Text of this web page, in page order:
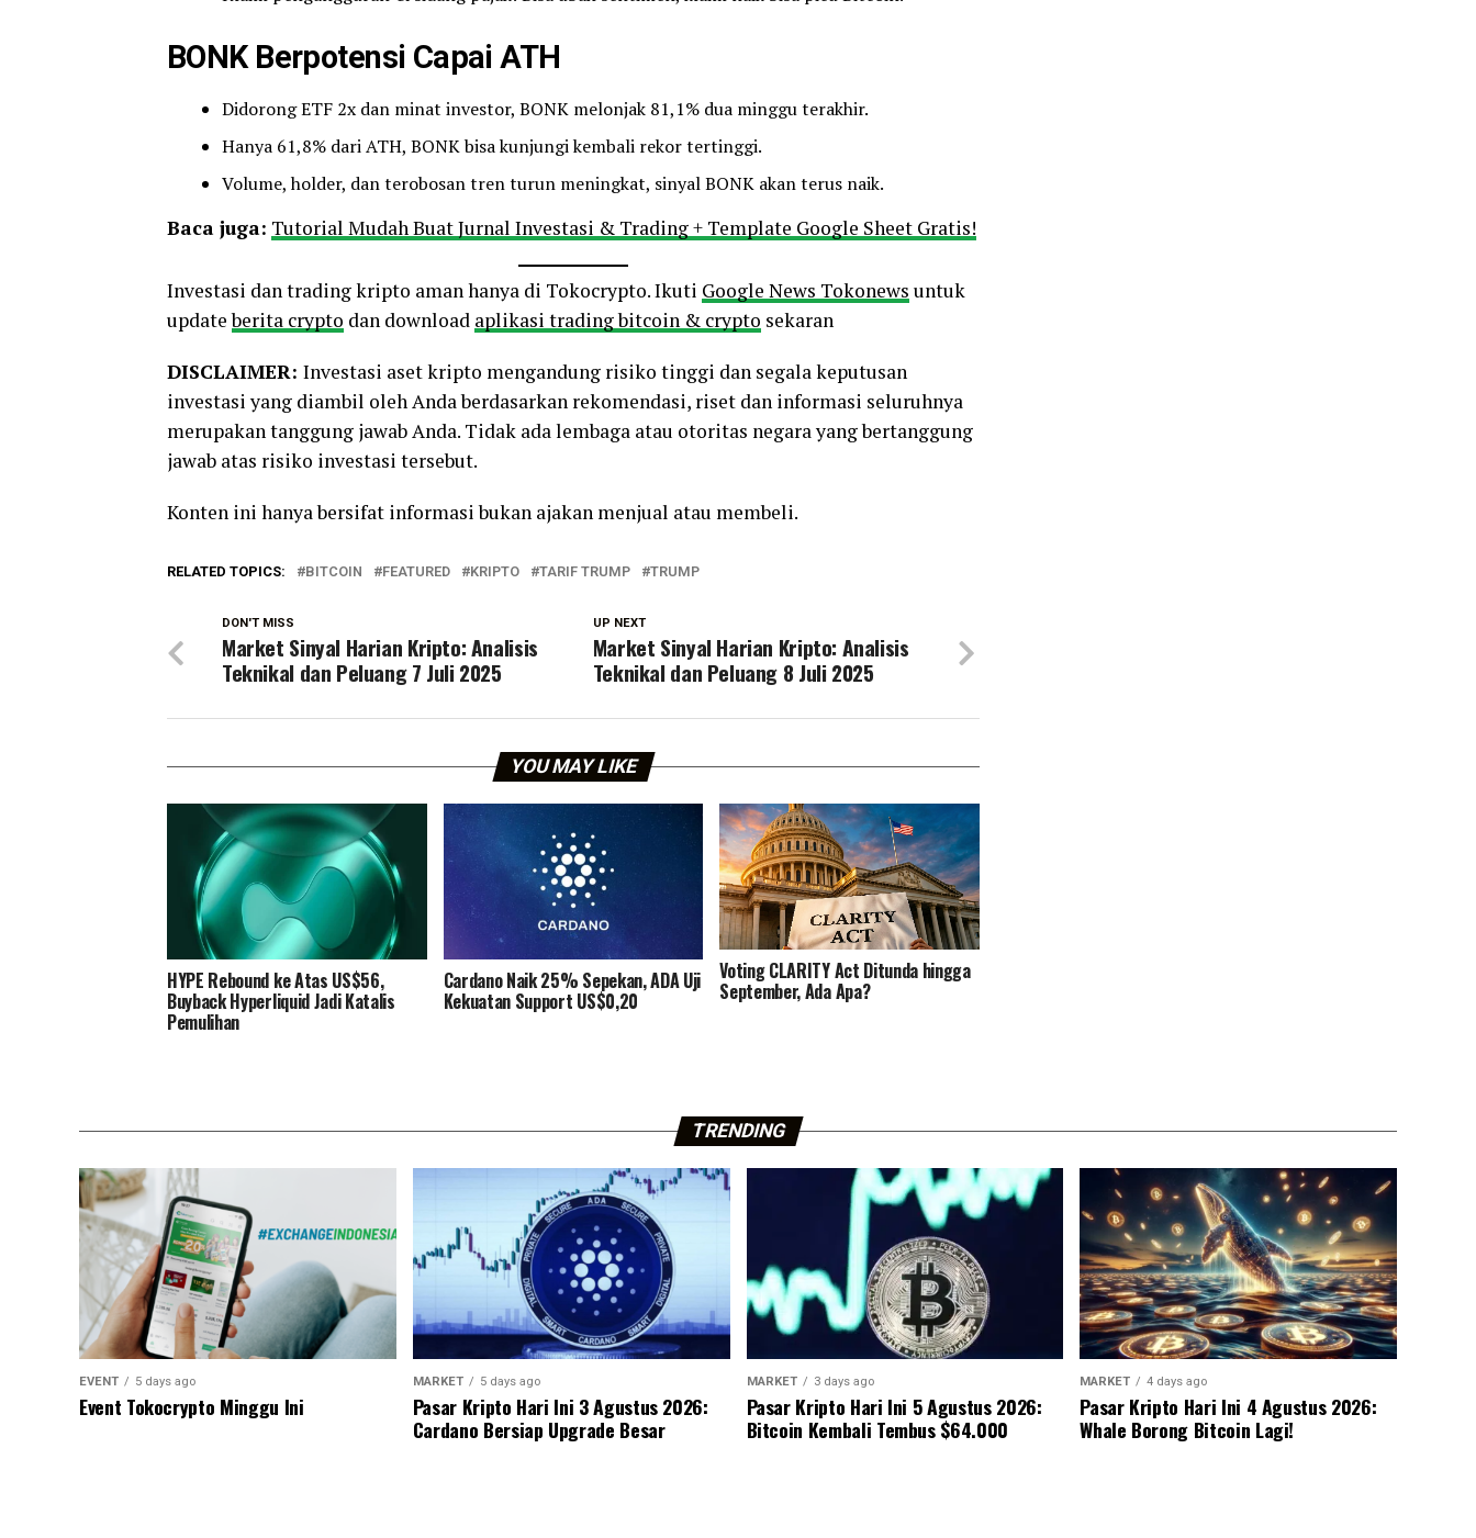
BONK Berpotensi Capai ATH
Didorong ETF 2x dan minat investor, BONK melonjak 81,1% dua minggu terakhir.
Hanya 61,8% dari ATH, BONK bisa kunjungi kembali rekor tertinggi.
Volume, holder, dan terobosan tren turun meningkat, sinyal BONK akan terus naik.
Baca juga: Tutorial Mudah Buat Jurnal Investasi & Trading + Template Google Sheet Gratis!
Investasi dan trading kripto aman hanya di Tokocrypto. Ikuti Google News Tokonews untuk
updateberita crypto dan download aplikasi trading bitcoin & crypto sekaran
DISCLAIMER: Investasi aset kripto mengandung risiko tinggi dan segala keputusan
investasi yang diambil oleh Anda berdasarkan rekomendasi, riset dan informasi seluruhnya
merupakan tanggung jawab Anda. Tidak ada lembaga atau otoritas negara yang bertanggung
jawab atas risiko investasi tersebut.
Konten ini hanya bersifat informasi bukan ajakan menjual atau membeli.
RELATED TOPICS: BITCOIN FEATURED KRIPTO TARIF TRUMP TRUMP
UP NEXT
Market Sinyal Harian Kripto: Analisis
Teknikal dan Peluang 8 Juli 2025
DON'T MISS
Market Sinyal Harian Kripto: Analisis
Teknikal dan Peluang 7 Juli 2025
YOU MAY LIKE
HYPE Rebound ke Atas US$56,
Buyback Hyperliquid Jadi Katalis
Pemulihan
Cardano Naik 25% Sepekan, ADA Uji
Kekuatan Support US$0,20
Voting CLARITY Act Ditunda hingga
September, Ada Apa?
TRENDING
EVENT 5 days ago
Event Tokocrypto Minggu Ini
MARKET 5 days ago
Pasar Kripto Hari Ini 3 Agustus 2026:
Cardano Bersiap Upgrade Besar
MARKET 3 days ago
Pasar Kripto Hari Ini 5 Agustus 2026:
Bitcoin Kembali Tembus $64.000
MARKET 4 days ago
Pasar Kripto Hari Ini 4 Agustus 2026:
Whale Borong Bitcoin Lagi!